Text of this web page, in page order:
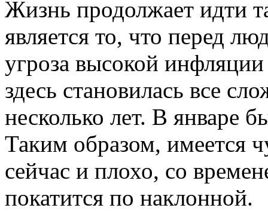
Жизнь продолжает идти
является то, что перед
угроза высокой
здесь становилась все
несколько лет. В январе
Таким образом, имеется
сейчас и плохо, со
покатится по наклонной.